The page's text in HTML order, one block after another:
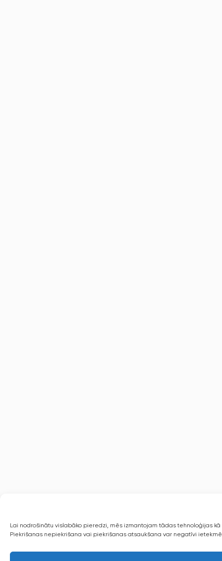
Lai nodrošinātu vislabāko pieredzi, mēs izmantojam tādas tehnoloģijas
Piekrišanas nepiekrišana vai piekrišanas atsaukšana var negatīvi